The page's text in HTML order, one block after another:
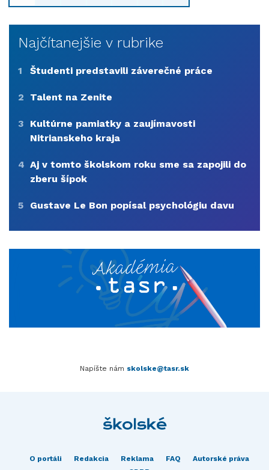
Najčítanejšie v rubrike
1 Študenti predstavili záverečné práce
2 Talent na Zenite
3
Kultúrne pamiatky a zaujímavosti
Nitrianskeho kraja
4 Aj v tomto školskom roku sme sa zapojili do
zberu šípok
5 Gustave Le Bon popísal psychológiu davu
Napíšte nám skolske@tasr.sk
O portáli Redakcia Reklama FAQ
Autorské práva